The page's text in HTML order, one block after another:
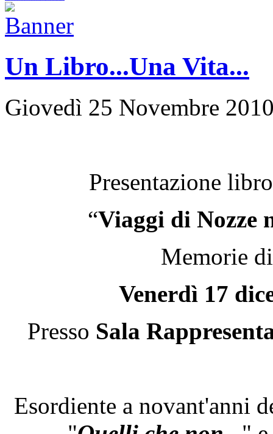
Un Libro...Una Vita...
Giovedì 25 Novembre
Presentazione
“Viaggi di Nozze
Memorie
Venerdì 17
Presso Sala
Esordiente a novant'anni